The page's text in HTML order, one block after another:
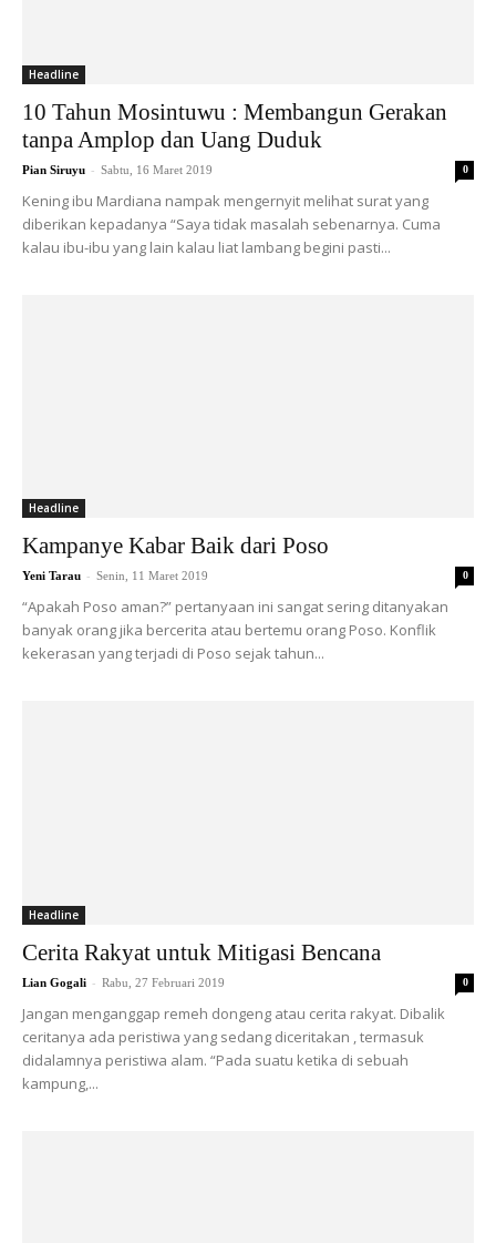
Headline
10 Tahun Mosintuwu : Membangun Gerakan
tanpa Amplop dan Uang Duduk
Pian Siruyu - Sabtu, 16 Maret 2019 0
Kening ibu Mardiana nampak mengernyit melihat surat yang
diberikan kepadanya “Saya tidak masalah sebenarnya. Cuma
kalau ibu-ibu yang lain kalau liat lambang begini pasti...
Headline
Kampanye Kabar Baik dari Poso
Yeni Tarau - Senin, 11 Maret 2019 0
“Apakah Poso aman?” pertanyaan ini sangat sering ditanyakan
banyak orang jika bercerita atau bertemu orang Poso. Konflik
kekerasan yang terjadi di Poso sejak tahun...
Headline
Cerita Rakyat untuk Mitigasi Bencana
Lian Gogali - Rabu, 27 Februari 2019 0
Jangan menganggap remeh dongeng atau cerita rakyat. Dibalik
ceritanya ada peristiwa yang sedang diceritakan , termasuk
didalamnya peristiwa alam. “Pada suatu ketika di sebuah
kampung,...